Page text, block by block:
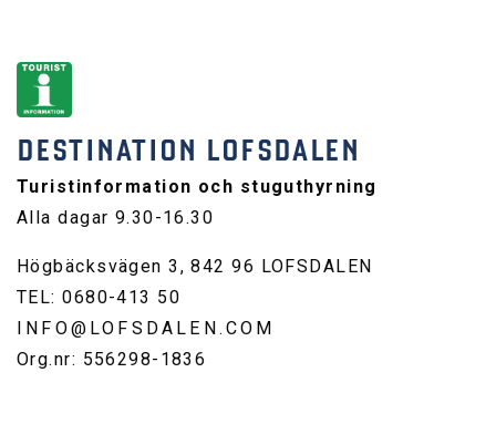
DESTINATION LOFSDALEN
Turistinformation och stuguthyrning
Alla dagar 9.30-16.30
Högbäcksvägen 3, 842 96 LOFSDALEN
TEL: 0680-413 50
INFO@LOFSDALEN.COM
Org.nr: 556298-1836